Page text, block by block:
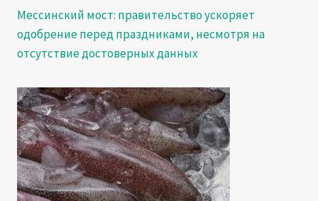
Мессинский мост: правительство ускоряет
одобрение перед праздниками, несмотря на
отсутствие достоверных данных